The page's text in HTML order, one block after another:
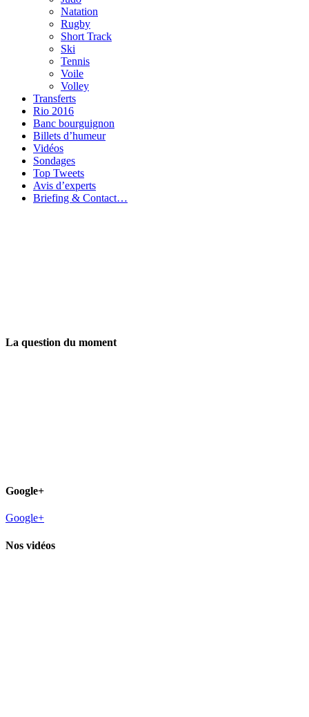
Natation
Rugby
Short Track
Ski
Tennis
Voile
Volley
Transferts
Rio 2016
Banc bourguignon
Billets d’humeur
Vidéos
Sondages
Top Tweets
Avis d’experts
Briefing & Contact…
La question du moment
Google+
Google+
Nos vidéos